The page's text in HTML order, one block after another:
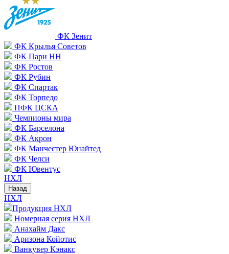
ФК Зенит
ФК Крылья Советов
ФК Пари НН
ФК Ростов
ФК Рубин
ФК Спартак
ФК Торпедо
ПФК ЦСКА
Чемпионы мира
ФК Барселона
ФК Акрон
ФК Манчестер Юнайтед
ФК Челси
ФК Ювентус
НХЛ
Назад
НХЛ
Продукция НХЛ
Номерная серия НХЛ
Анахайм Дакс
Аризона Койотис
Ванкувер Кэнакс